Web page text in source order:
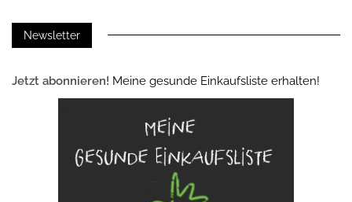
Newsletter
Jetzt abonnieren! Meine gesunde Einkaufsliste erhalten!